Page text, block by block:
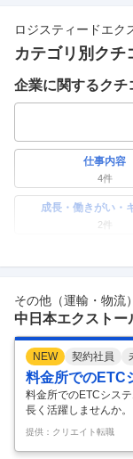
ロジスティードエク
カテゴリ別クチ
企業に関するクチ
仕事内容
4件
成長・働きがい・
2件
ワークライフバ
副業
0件
0件
企業の選考に関
その他（運輸・物流
中日本エクストー
NEW 契約社員
料金所でのETC
料金所でのETCシス
長く活躍しませんか
視などの業務を担当
を支える、公共性の
新御殿場料金所 ・東
提供：クリエイト転職